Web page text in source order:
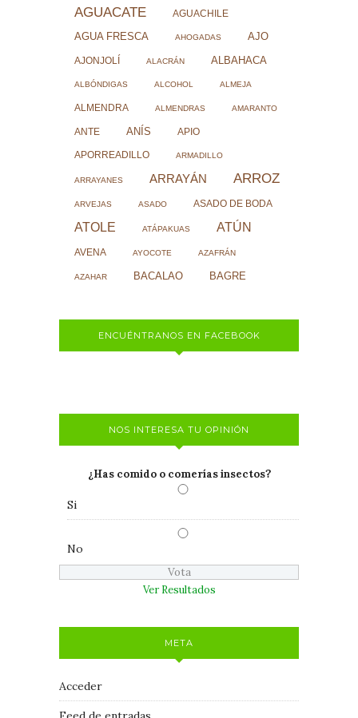
AGUACATE AGUACHILE
AGUA FRESCA AHOGADAS AJO
AJONJOLÍ ALACRÁN ALBAHACA
ALBÓNDIGAS ALCOHOL ALMEJA
ALMENDRA ALMENDRAS AMARANTO
ANTE ANÍS APIO
APORREADILLO ARMADILLO
ARRAYANES ARRAYÁN ARROZ
ARVEJAS ASADO ASADO DE BODA
ATOLE ATÁPAKUAS ATÚN
AVENA AYOCOTE AZAFRÁN
AZAHAR BACALAO BAGRE
ENCUÉNTRANOS EN FACEBOOK
NOS INTERESA TU OPINIÓN
¿Has comido o comerías insectos?
Si
No
Ver Resultados
META
Acceder